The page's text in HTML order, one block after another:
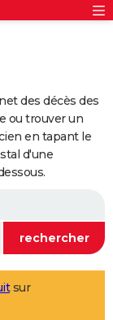
des décès des
ou trouver un
en tapant le
d'une
sur